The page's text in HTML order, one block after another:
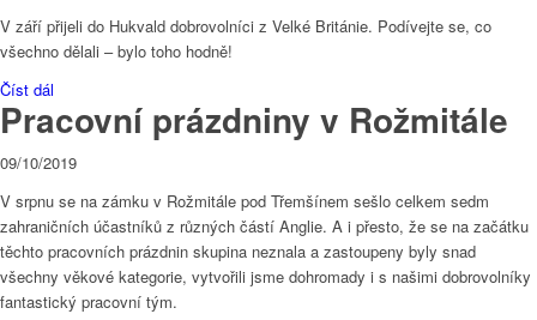
V září přijeli do Hukvald dobrovolníci z Velké Británie. Podívejte se, co
všechno dělali – bylo toho hodně!
Číst dál
Pracovní prázdniny v Rožmitále
09/10/2019
V srpnu se na zámku v Rožmitále pod Třemšínem sešlo celkem sedm
zahraničních účastníků z různých částí Anglie. A i přesto, že se na začátku
těchto pracovních prázdnin skupina neznala a zastoupeny byly snad
všechny věkové kategorie, vytvořili jsme dohromady i s našimi dobrovolníky
fantastický pracovní tým.